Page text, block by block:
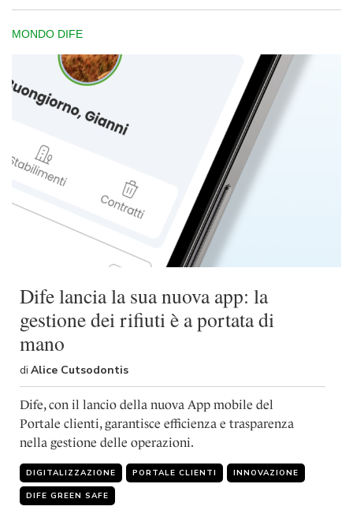
MONDO DIFE
Dife lancia la sua nuova app: la
gestione dei rifiuti è a portata di
mano
di Alice Cutsodontis
Dife, con il lancio della nuova App mobile del
Portale clienti, garantisce efficienza e trasparenza
nella gestione delle operazioni.
DIGITALIZZAZIONE PORTALE CLIENTI INNOVAZIONE
DIFE GREEN SAFE